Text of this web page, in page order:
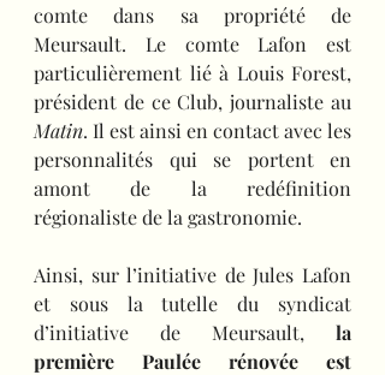
comte dans sa propriété de
Meursault. Le comte Lafon est
particulièrement lié à Louis Forest,
Matin. Il est ainsi en contact avec les
personnalités qui se portent en
amont de la redéfinition
régionaliste de la gastronomie.
Ainsi, sur l’initiative de Jules Lafon
et sous la tutelle du syndicat
d’initiative de Meursault, la
première Paulée rénovée est